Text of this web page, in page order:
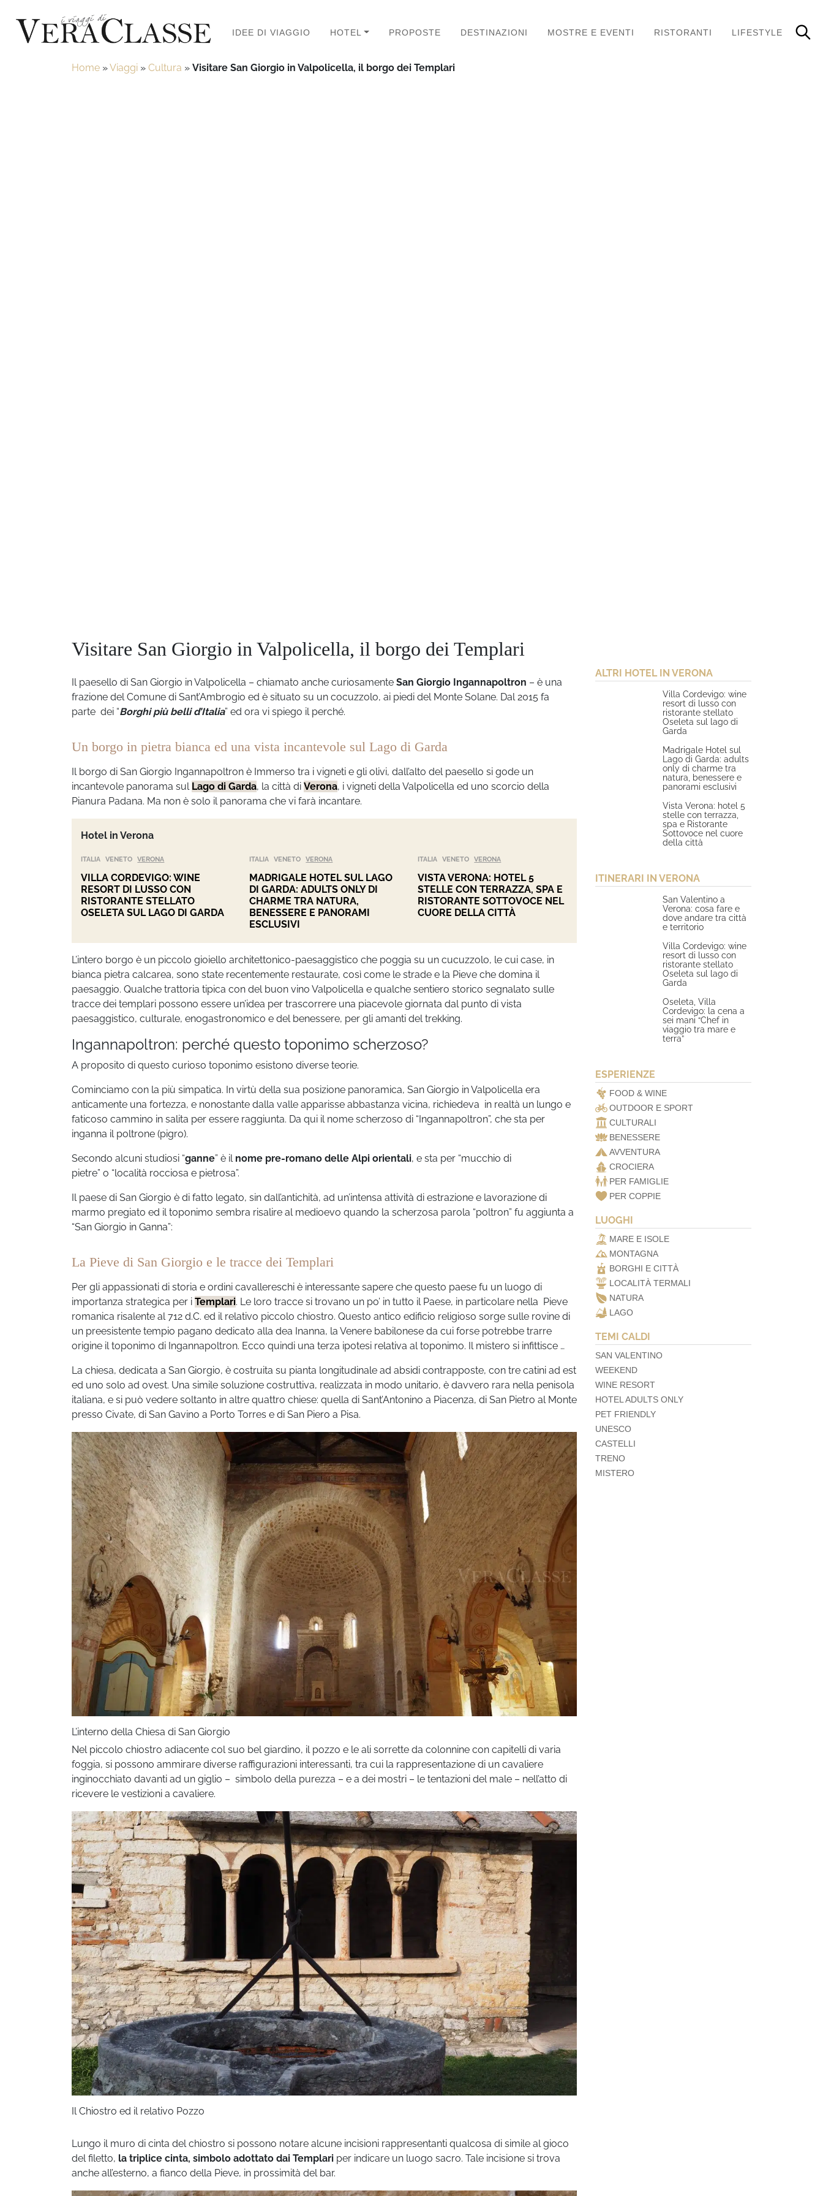
IDEE DI VIAGGIO HOTEL PROPOSTE DESTINAZIONI MOSTRE E EVENTI RISTORANTI LIFESTYLE
Home »Viaggi » Cultura » Visitare San Giorgio in Valpolicella, il borgo dei Templari
Visitare San Giorgio in Valpolicella, il borgo dei Templari
Il paesello di San Giorgio in Valpolicella – chiamato anche curiosamente San Giorgio Ingannapoltron – è una
frazione del Comune di Sant’Ambrogio ed è situato su un cocuzzolo, ai piedi del Monte Solane. Dal 2015 fa
parte dei “Borghi più belli d’Italia” ed ora vi spiego il perché.
Un borgo in pietra bianca ed una vista incantevole sul Lago di Garda
Il borgo di San Giorgio Ingannapoltron è Immerso tra i vigneti e gli olivi, dall’alto del paesello si gode un
incantevole panorama sul Lago di Garda, la città di Verona, i vigneti della Valpolicella ed uno scorcio della
Pianura Padana. Ma non è solo il panorama che vi farà incantare.
Hotel in Verona
ITALIA VENETO VERONA
VILLA CORDEVIGO: WINE
RESORT DI LUSSO CON
RISTORANTE STELLATO
OSELETA SUL LAGO DI GARDA
ITALIA VENETO VERONA
MADRIGALE HOTEL SUL LAGO
DI GARDA: ADULTS ONLY DI
CHARME TRA NATURA,
BENESSERE E PANORAMI
ESCLUSIVI
ITALIA VENETO VERONA
VISTA VERONA: HOTEL 5
STELLE CON TERRAZZA, SPA E
RISTORANTE SOTTOVOCE NEL
CUORE DELLA CITTÀ
L’intero borgo è un piccolo gioiello architettonico-paesaggistico che poggia su un cucuzzolo, le cui case, in
bianca pietra calcarea, sono state recentemente restaurate, così come le strade e la Pieve che domina il
paesaggio. Qualche trattoria tipica con del buon vino Valpolicella e qualche sentiero storico segnalato sulle
tracce dei templari possono essere un’idea per trascorrere una piacevole giornata dal punto di vista
paesaggistico, culturale, enogastronomico e del benessere, per gli amanti del trekking.
Ingannapoltron: perché questo toponimo scherzoso?
A proposito di questo curioso toponimo esistono diverse teorie.
Cominciamo con la più simpatica. In virtù della sua posizione panoramica, San Giorgio in Valpolicella era
anticamente una fortezza, e nonostante dalla valle apparisse abbastanza vicina, richiedeva in realtà un lungo e
faticoso cammino in salita per essere raggiunta. Da qui il nome scherzoso di “Ingannapoltron”, che sta per
inganna il poltrone (pigro).
Secondo alcuni studiosi “ganne” è il nome pre-romano delle Alpi orientali, e sta per “mucchio di
pietre” o “località rocciosa e pietrosa”.
Il paese di San Giorgio è di fatto legato, sin dall’antichità, ad un’intensa attività di estrazione e lavorazione di
marmo pregiato ed il toponimo sembra risalire al medioevo quando la scherzosa parola “poltron” fu aggiunta a
“San Giorgio in Ganna”:
La Pieve di San Giorgio e le tracce dei Templari
Per gli appassionati di storia e ordini cavallereschi è interessante sapere che questo paese fu un luogo di
importanza strategica per i Templari. Le loro tracce si trovano un po’ in tutto il Paese, in particolare nella Pieve
romanica risalente al 712 d.C. ed il relativo piccolo chiostro. Questo antico edificio religioso sorge sulle rovine di
un preesistente tempio pagano dedicato alla dea Inanna, la Venere babilonese da cui forse potrebbe trarre
origine il toponimo di Ingannapoltron. Ecco quindi una terza ipotesi relativa al toponimo. Il mistero si infittisce …
La chiesa, dedicata a San Giorgio, è costruita su pianta longitudinale ad absidi contrapposte, con tre catini ad est
ed uno solo ad ovest. Una simile soluzione costruttiva, realizzata in modo unitario, è davvero rara nella penisola
italiana, e si può vedere soltanto in altre quattro chiese: quella di Sant’Antonino a Piacenza, di San Pietro al Monte
presso Civate, di San Gavino a Porto Torres e di San Piero a Pisa.
L’interno della Chiesa di San Giorgio
Nel piccolo chiostro adiacente col suo bel giardino, il pozzo e le ali sorrette da colonnine con capitelli di varia
foggia, si possono ammirare diverse raffigurazioni interessanti, tra cui la rappresentazione di un cavaliere
inginocchiato davanti ad un giglio – simbolo della purezza – e a dei mostri – le tentazioni del male – nell’atto di
ricevere le vestizioni a cavaliere.
Il Chiostro ed il relativo Pozzo
Lungo il muro di cinta del chiostro si possono notare alcune incisioni rappresentanti qualcosa di simile al gioco
del filetto, la triplice cinta, simbolo adottato dai Templari per indicare un luogo sacro. Tale incisione si trova
anche all’esterno, a fianco della Pieve, in prossimità del bar.
ALTRI HOTEL IN VERONA
Villa Cordevigo: wine
resort di lusso con
ristorante stellato
Oseleta sul lago di
Garda
Madrigale Hotel sul
Lago di Garda: adults
only di charme tra
natura, benessere e
panorami esclusivi
Vista Verona: hotel 5
stelle con terrazza,
spa e Ristorante
Sottovoce nel cuore
della città
ITINERARI IN VERONA
San Valentino a
Verona: cosa fare e
dove andare tra città
e territorio
Villa Cordevigo: wine
resort di lusso con
ristorante stellato
Oseleta sul lago di
Garda
Oseleta, Villa
Cordevigo: la cena a
sei mani “Chef in
viaggio tra mare e
terra”
ESPERIENZE
FOOD & WINE
OUTDOOR E SPORT
CULTURALI
BENESSERE
AVVENTURA
CROCIERA
PER FAMIGLIE
PER COPPIE
LUOGHI
MARE E ISOLE
MONTAGNA
BORGHI E CITTÀ
LOCALITÀ TERMALI
NATURA
LAGO
TEMI CALDI
SAN VALENTINO
WEEKEND
WINE RESORT
HOTEL ADULTS ONLY
PET FRIENDLY
UNESCO
CASTELLI
TRENO
MISTERO